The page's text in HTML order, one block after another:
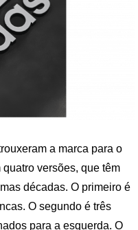
a marca para o
versões, que têm
décadas. O primeiro é
O segundo é três
para a esquerda. O